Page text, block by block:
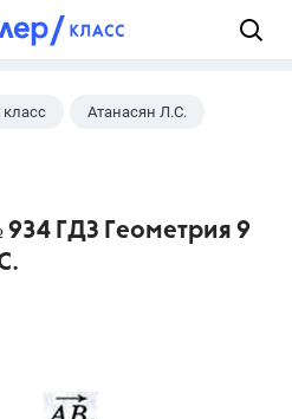
класс Атанасян Л.С.
ГДЗ Геометрия 9